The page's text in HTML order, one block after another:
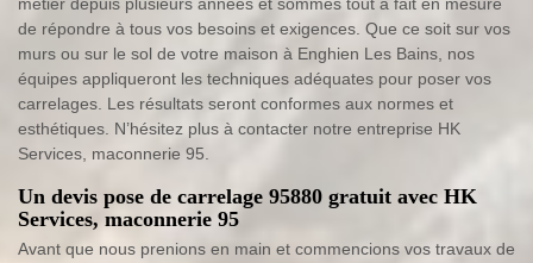
métier depuis plusieurs années et sommes tout à fait en mesure
de répondre à tous vos besoins et exigences. Que ce soit sur vos
murs ou sur le sol de votre maison à Enghien Les Bains, nos
équipes appliqueront les techniques adéquates pour poser vos
carrelages. Les résultats seront conformes aux normes et
esthétiques. N’hésitez plus à contacter notre entreprise HK
Services, maconnerie 95.
Un devis pose de carrelage 95880 gratuit avec HK
Services, maconnerie 95
Avant que nous prenions en main et commencions vos travaux de